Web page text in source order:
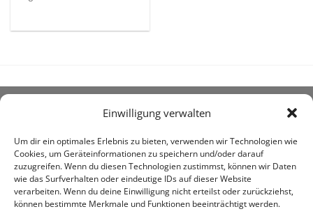
Einwilligung verwalten
Um dir ein optimales Erlebnis zu bieten, verwenden wir Technologien wie
Cookies, um Geräteinformationen zu speichern und/oder darauf
zuzugreifen. Wenn du diesen Technologien zustimmst, können wir Daten
wie das Surfverhalten oder eindeutige IDs auf dieser Website
verarbeiten. Wenn du deine Einwilligung nicht erteilst oder zurückziehst,
können bestimmte Merkmale und Funktionen beeinträchtigt werden.